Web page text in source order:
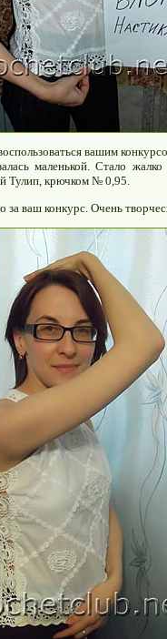
вашим
маленькой. Стало
Тулип, крючком № 0,95.
за ваш конкурс. Очень